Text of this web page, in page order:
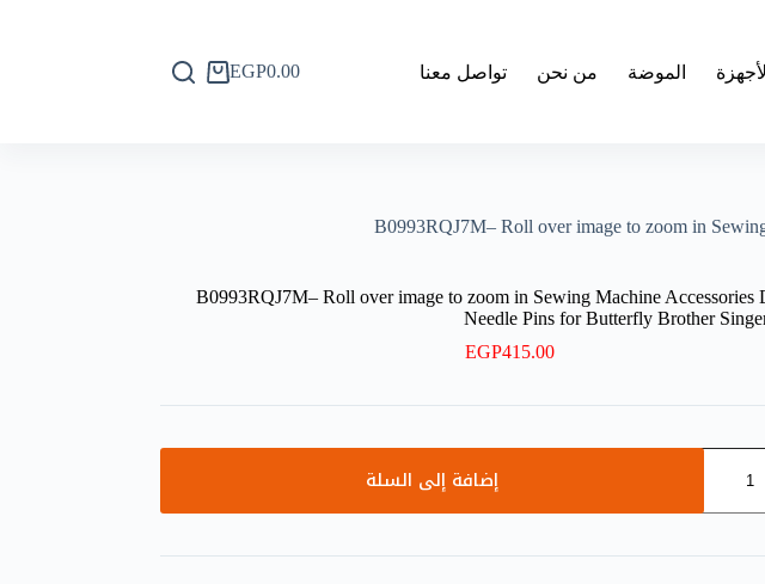
الموضة من نحن تواصل معنا
عربةEGP0.00
B0993RQJ7M– Roll over image to zoom in
B0993RQJ7M– Roll over image to zoom in Sewing Machine Accessories
Needle Pins for Butterfly Brother
EGP415.00
إضافة إلى السلة